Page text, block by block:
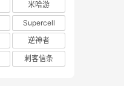
米哈游
Supercell
逆神者
刺客信条